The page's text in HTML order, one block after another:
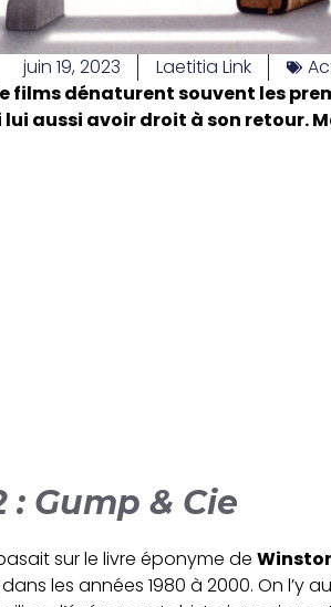
juin 19, 2023 Laetitia Link
films dénaturent souvent les
aussi avoir droit à son retour.
Gump & Cie
sur le livre éponyme de
les années 1980 à 2000. On